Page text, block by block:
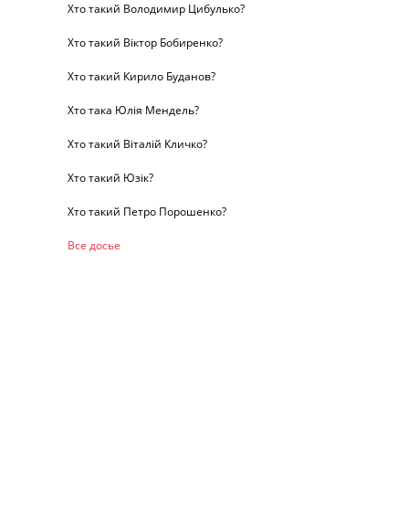
Хто такий Володимир Цибулько?
Хто такий Віктор Бобиренко?
Хто такий Кирило Буданов?
Хто така Юлія Мендель?
Хто такий Віталій Кличко?
Хто такий Юзік?
Хто такий Петро Порошенко?
Все досье